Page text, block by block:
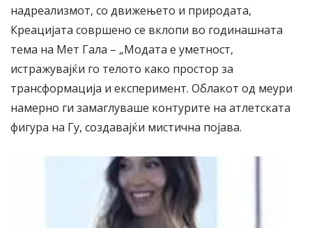
надреализмот, со движењето и природата,
Креацијата совршено се вклопи во годинашната
тема на Мет Гала – „Модата е уметност,
истражувајќи го телото како простор за
трансформација и експеримент. Облакот од меури
намерно ги замаглуваше контурите на атлетската
фигура на Гу, создавајќи мистична појава.